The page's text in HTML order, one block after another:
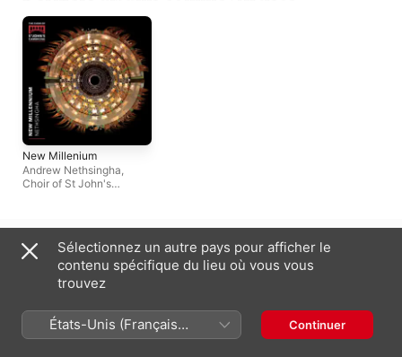
New Millenium
Andrew Nethsingha,
Choir of St John's
France (Français) English (UK)
Apple Inc.
Tous droits réservés.
Avertissement concernant les cookies
Assistance Remarques
Sélectionnez un autre pays pour afficher le
contenu spécifique du lieu où vous vous
trouvez
États-Unis (Français
France)
Continuer